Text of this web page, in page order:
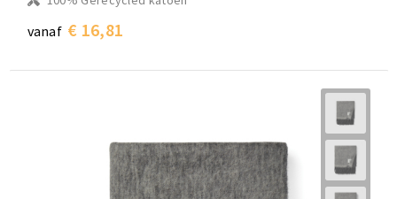
vanaf € 16,81